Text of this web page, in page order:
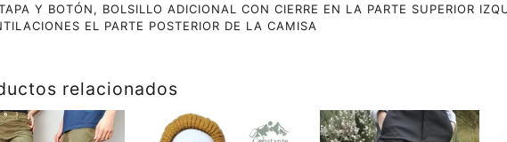
Y BOTÓN, BOLSILLO ADICIONAL CON CIERRE EN LA PARTE SUPERIOR
EL PARTE POSTERIOR DE LA CAMISA
relacionados
Este
producto